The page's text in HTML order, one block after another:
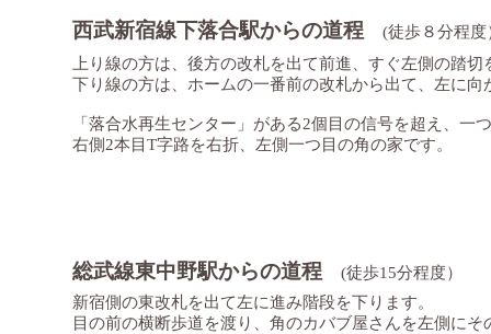
西武新宿線下落合駅からの道程
(徒歩８分程度
上り線の方は、後方の改札を出て前進、すぐ左側の踏
下り線の方は、ホームの一番前の改札から出て、左に向
「落合水再生センター」がある2個目の信号を超え、
右側2本目T字路を右折、左側一つ目の角の家です。
総武線東中野駅からの道程
(徒歩15分程度）
新宿側の東改札を出て左に進み階段を下ります。
目の前の横断歩道を渡り、角のカバブ屋さんを左側に